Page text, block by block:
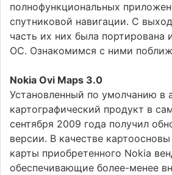
полнофункциональных
спутниковой навигации. С
часть их них была портирована
ОС. Ознакомимся с ними
Nokia Ovi Maps 3.0
Установленный по умолчанию в
картографический продукт в
сентября 2009 года получил
версии. В качестве
карты приобретенного Nokia
обеспечивающие более-менее